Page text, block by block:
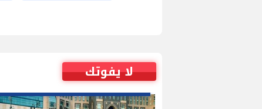
لا يفوتك